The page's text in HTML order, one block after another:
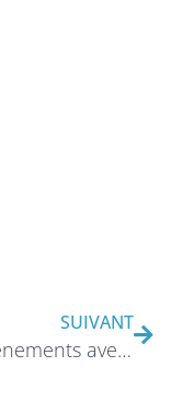
SUIVANT
Comment dynamiser vos événements aves des stands 3D ?